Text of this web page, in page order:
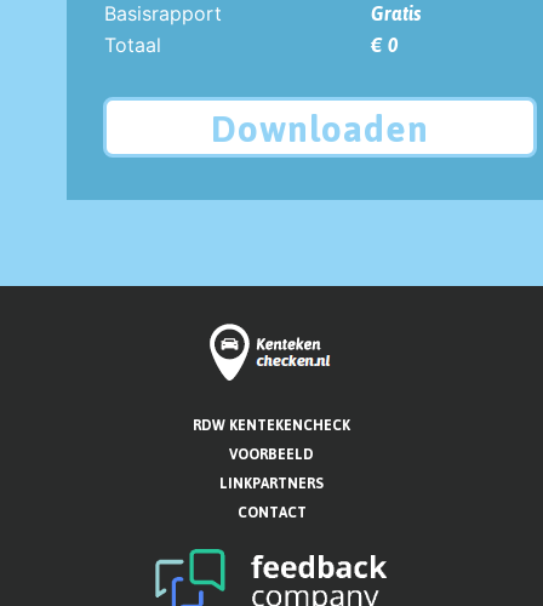
Basisrapport
Gratis
Totaal
€ 0
Downloaden
RDW KENTEKENCHECK
VOORBEELD
LINKPARTNERS
CONTACT